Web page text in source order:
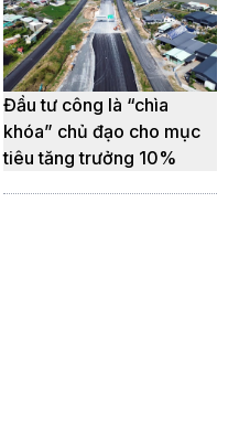
Đầu tư công là “chìa
khóa” chủ đạo cho mục
tiêu tăng trưởng 10%